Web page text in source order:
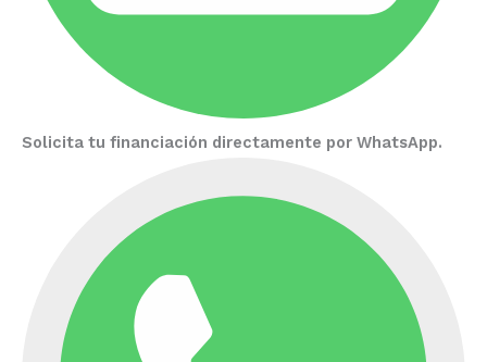
Solicita tu financiación directamente por WhatsApp.